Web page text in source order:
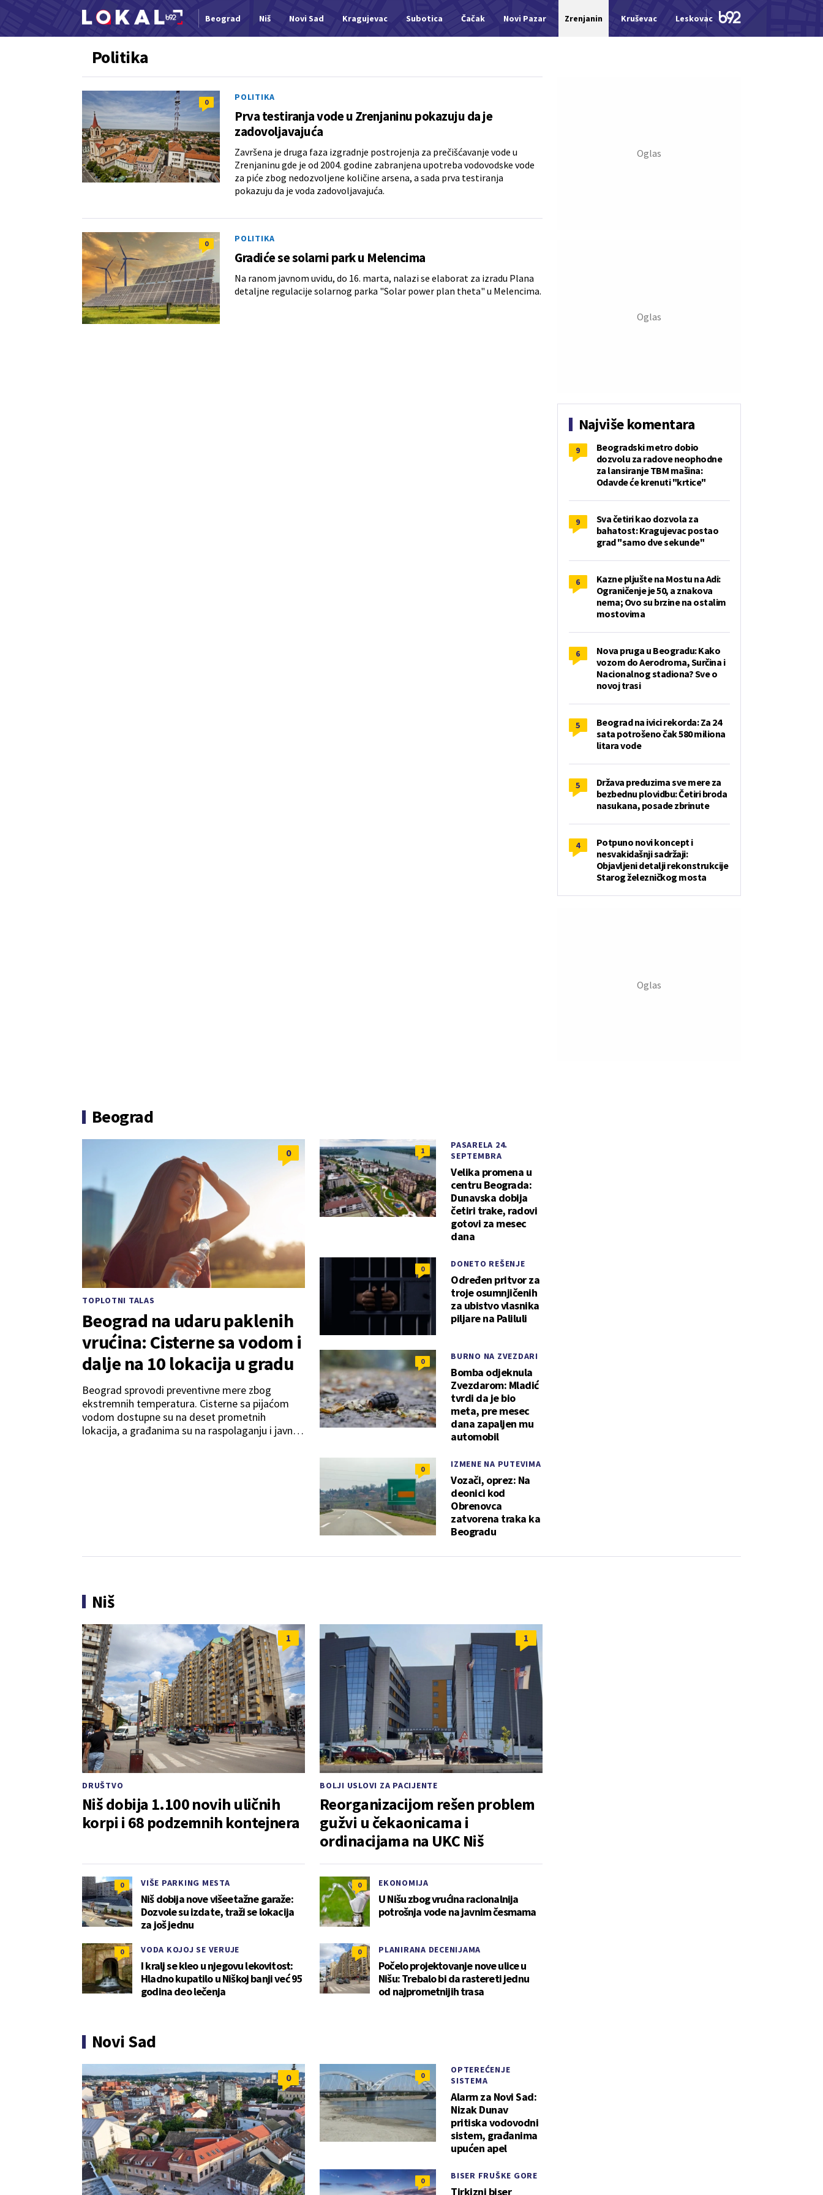
Beograd Niš Novi Sad Kragujevac Subotica Čačak Novi Pazar Zrenjanin Kruševac Leskovac Jagodina
Politika
0 POLITIKA
Prva testiranja vode u Zrenjaninu pokazuju da je
zadovoljavajuća
Završena je druga faza izgradnje postrojenja za prečišćavanje vode u
Zrenjaninu gde je od 2004. godine zabranjena upotreba vodovodske vode
za piće zbog nedozvoljene količine arsena, a sada prva testiranja
pokazuju da je voda zadovoljavajuća.
0 POLITIKA
Gradiće se solarni park u Melencima
Na ranom javnom uvidu, do 16. marta, nalazi se elaborat za izradu Plana
detaljne regulacije solarnog parka "Solar power plan theta" u Melencima.
Najviše komentara
9
Beogradski metro dobio
dozvolu za radove neophodne
za lansiranje TBM mašina:
Odavde će krenuti "krtice"
9
Sva četiri kao dozvola za
bahatost: Kragujevac postao
grad "samo dve sekunde"
6
Kazne pljušte na Mostu na Adi:
Ograničenje je 50, a znakova
nema; Ovo su brzine na ostalim
mostovima
6
Nova pruga u Beogradu: Kako
vozom do Aerodroma, Surčina i
Nacionalnog stadiona? Sve o
novoj trasi
5
Beograd na ivici rekorda: Za 24
sata potrošeno čak 580 miliona
litara vode
5
Država preduzima sve mere za
bezbednu plovidbu: Četiri broda
nasukana, posade zbrinute
4
Potpuno novi koncept i
nesvakidašnji sadržaji:
Objavljeni detalji rekonstrukcije
Starog železničkog mosta
Beograd
0
TOPLOTNI TALAS
Beograd na udaru paklenih
vrućina: Cisterne sa vodom i
dalje na 10 lokacija u gradu
Beograd sprovodi preventivne mere zbog
ekstremnih temperatura. Cisterne sa pijaćom
vodom dostupne su na deset prometnih
lokacija, a građanima su na raspolaganju i javne
1
PASARELA 24.
SEPTEMBRA
Velika promena u
centru Beograda:
Dunavska dobija
četiri trake, radovi
gotovi za mesec
dana
0 DONETO REŠENJE
Određen pritvor za
troje osumnjičenih
za ubistvo vlasnika
piljare na Paliluli
0 BURNO NA ZVEZDARI
Bomba odjeknula
Zvezdarom: Mladić
tvrdi da je bio
meta, pre mesec
dana zapaljen mu
automobil
0 IZMENE NA PUTEVIMA
Vozači, oprez: Na
deonici kod
Obrenovca
zatvorena traka ka
Beogradu
Niš
1
DRUŠTVO
Niš dobija 1.100 novih uličnih
korpi i 68 podzemnih kontejnera
1
BOLJI USLOVI ZA PACIJENTE
Reorganizacijom rešen problem
gužvi u čekaonicama i
ordinacijama na UKC Niš
0 VIŠE PARKING MESTA
Niš dobija nove višeetažne garaže:
Dozvole su izdate, traži se lokacija
za još jednu
0 EKONOMIJA
U Nišu zbog vrućina racionalnija
potrošnja vode na javnim česmama
0 VODA KOJOJ SE VERUJE
I kralj se kleo u njegovu lekovitost:
Hladno kupatilo u Niškoj banji već 95
godina deo lečenja
0 PLANIRANA DECENIJAMA
Počelo projektovanje nove ulice u
Nišu: Trebalo bi da rastereti jednu
od najprometnijih trasa
Novi Sad
0 0
OPTEREĆENJE
SISTEMA
Alarm za Novi Sad:
Nizak Dunav
pritiska vodovodni
sistem, građanima
upućen apel
0 BISER FRUŠKE GORE
Tirkizni biser